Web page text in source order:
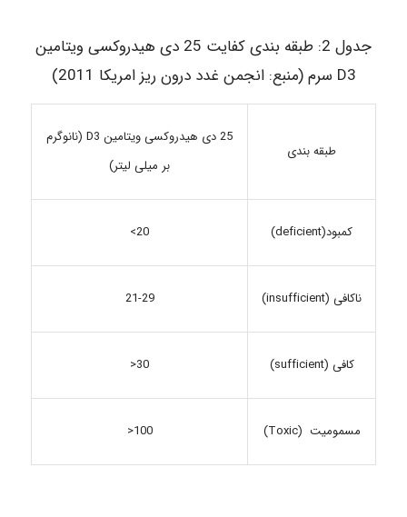
جدول 2: طبقه بندی کفایت 25 دی هیدروکسی ویتامین
D3 سرم (منبع: انجمن غدد درون ریز امریکا 2011)
طبقه بندی
25 دی هیدروکسی ویتامین D3 (نانوگرم
بر میلی لیتر)
کمبود(deficient) 20>
ناکافی (insufficient) 21-29
کافی (sufficient) 30<
مسمومیت (Toxic) 100<